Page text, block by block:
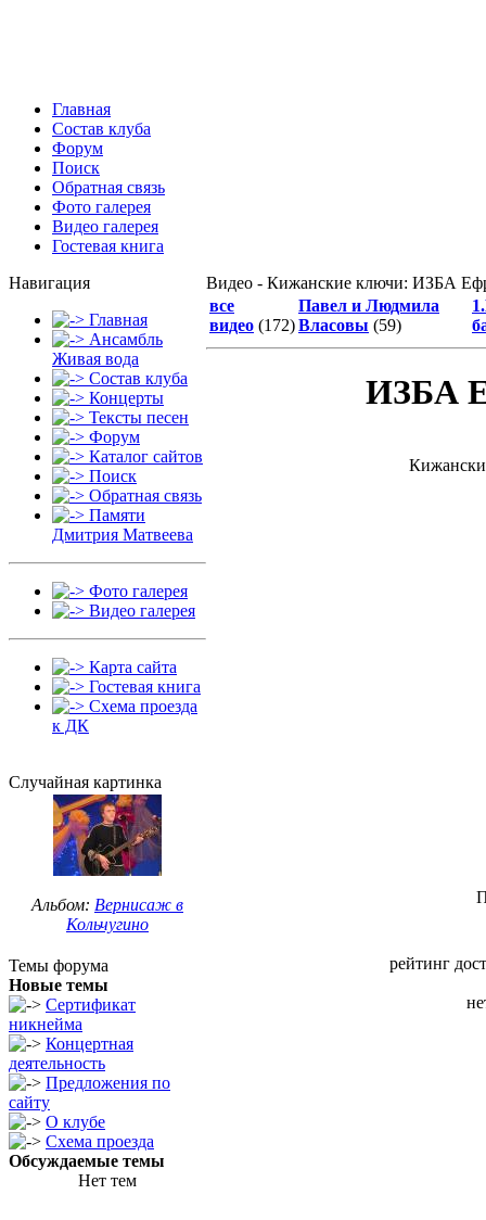
Главная
Состав клуба
Форум
Поиск
Обратная связь
Фото галерея
Видео галерея
Гостевая книга
Навигация
Главная
Ансамбль
Живая вода
Состав клуба
Концерты
Тексты песен
Форум
Каталог сайтов
Поиск
Обратная связь
Памяти
Дмитрия Матвеева
Фото галерея
Видео галерея
Карта сайта
Гостевая книга
Схема проезда
к ДК
Случайная картинка
Альбом: Вернисаж в
Кольчугино
Темы форума
Новые темы
Сертификат
никнейма
Концертная
деятельность
Предложения по
сайту
О клубе
Схема проезда
Обсуждаемые темы
Нет тем
Видео - Кижанские ключи: ИЗБА
все
видео (172)
Павел и Людмила
Власовы (59)
ИЗБА
рейтинг